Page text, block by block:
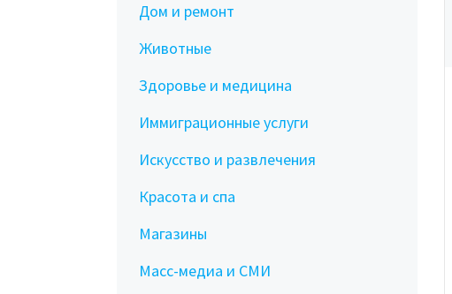
Дом и ремонт
Животные
Здоровье и медицина
Иммиграционные услуги
Искусство и развлечения
Красота и спа
Магазины
Масс-медиа и СМИ